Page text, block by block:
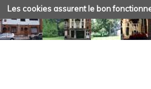
Les cookies assurent le bon